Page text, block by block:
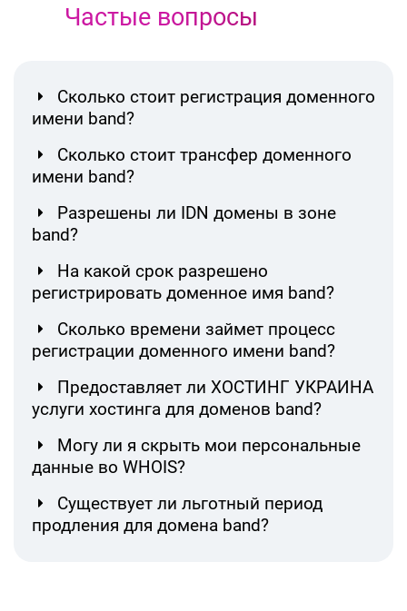
Частые вопросы
Сколько стоит регистрация доменного
имени band?
Сколько стоит трансфер доменного
имени band?
Разрешены ли IDN домены в зоне
band?
На какой срок разрешено
регистрировать доменное имя band?
Сколько времени займет процесс
регистрации доменного имени band?
Предоставляет ли ХОСТИНГ УКРАИНА
услуги хостинга для доменов band?
Могу ли я скрыть мои персональные
данные во WHOIS?
Существует ли льготный период
продления для домена band?